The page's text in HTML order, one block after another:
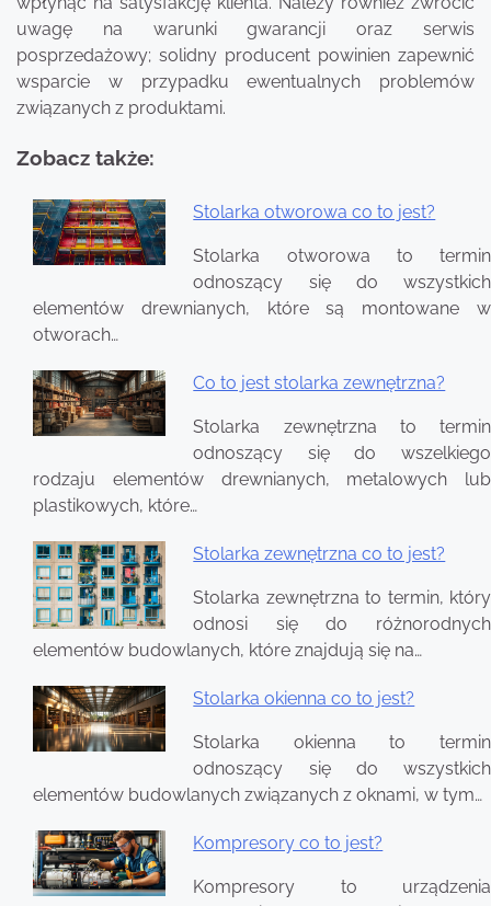
uwagę na warunki gwarancji oraz serwis
posprzedażowy; solidny producent powinien zapewnić
wsparcie w przypadku ewentualnych problemów
związanych z produktami.
Zobacz także:
Stolarka otworowa co to jest?
Stolarka otworowa to termin
odnoszący się do wszystkich
elementów drewnianych, które są montowane w
otworach…
Co to jest stolarka zewnętrzna?
Stolarka zewnętrzna to termin
odnoszący się do wszelkiego
rodzaju elementów drewnianych, metalowych lub
plastikowych, które…
Stolarka zewnętrzna co to jest?
Stolarka zewnętrzna to termin, który
odnosi się do różnorodnych
elementów budowlanych, które znajdują się na…
Stolarka okienna co to jest?
Stolarka okienna to termin
odnoszący się do wszystkich
elementów budowlanych związanych z oknami, w tym…
Kompresory co to jest?
Kompresory to urządzenia
Nawigacja